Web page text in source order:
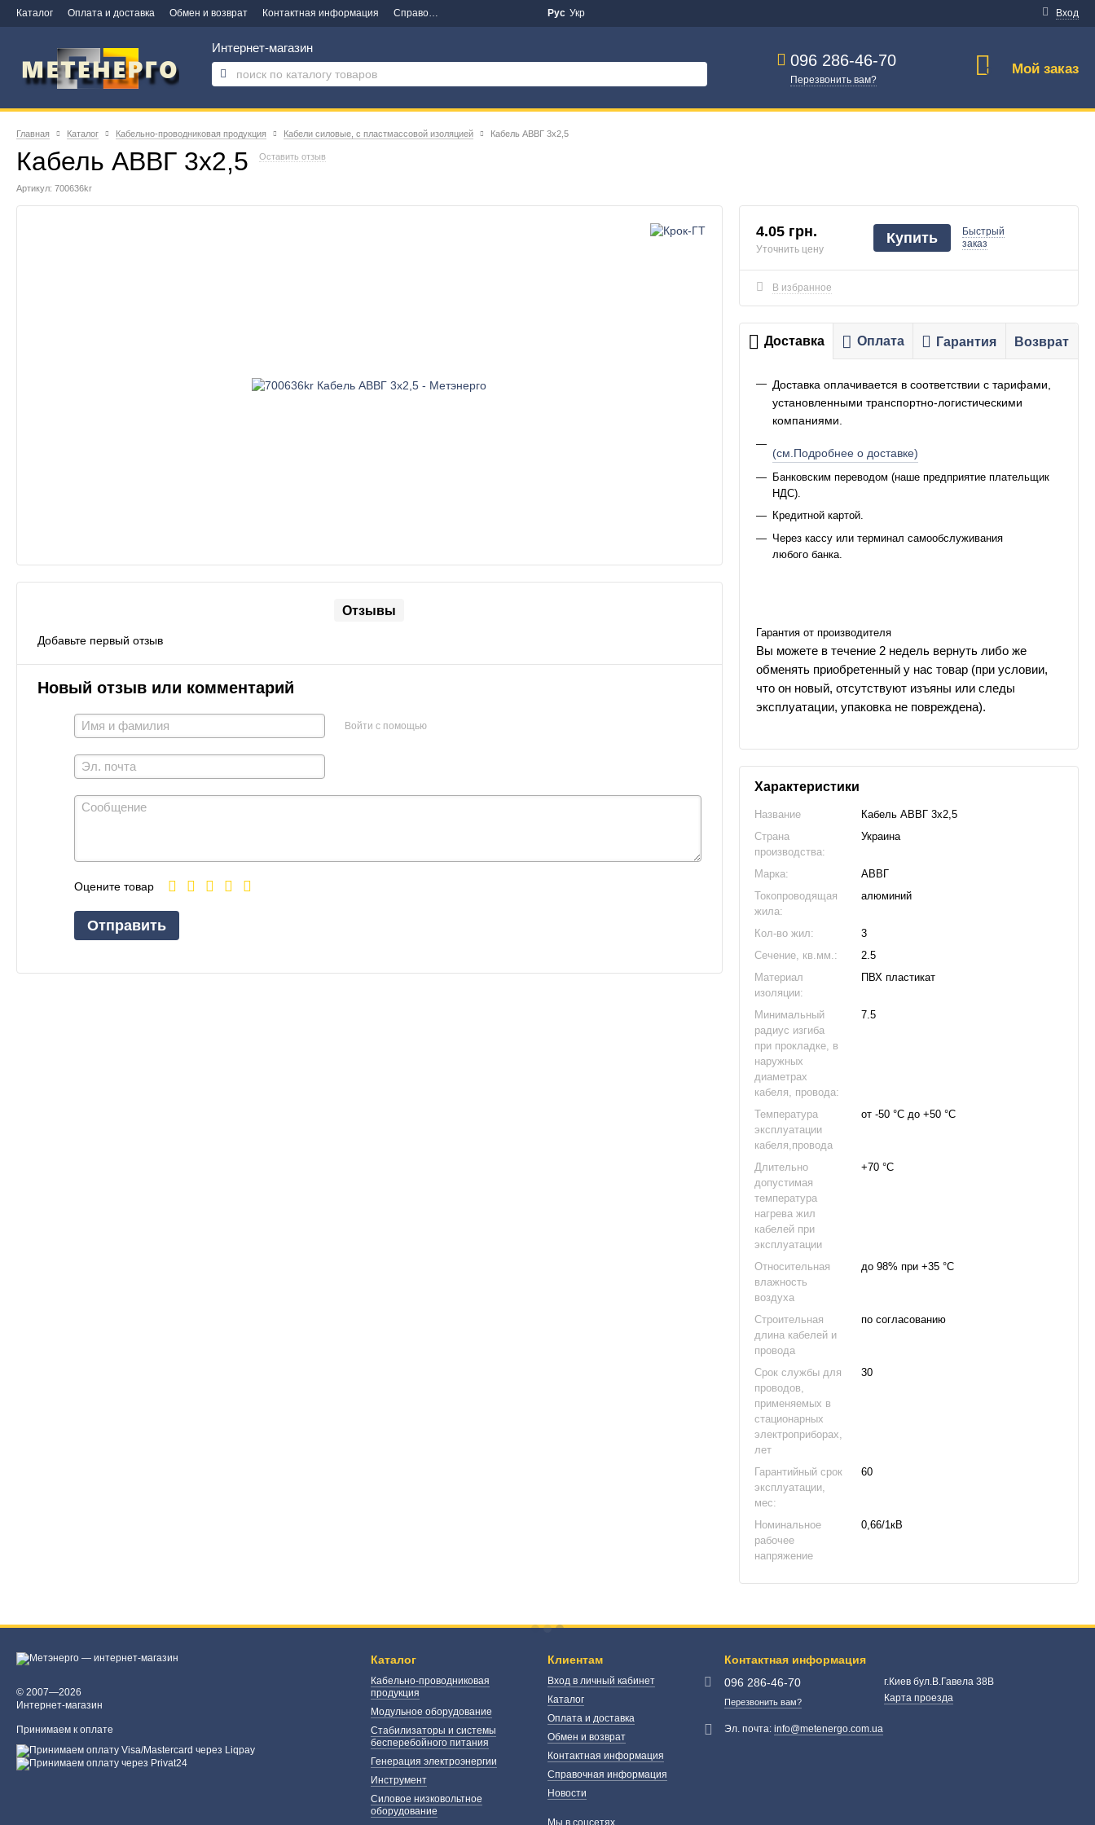
Каталог Оплата и доставка Обмен и возврат Контактная информация Справочная информация Новости Вход
Рус Укр
Интернет-магазин
096 286-46-70
Перезвонить вам?
0 Мой заказ
Главная Каталог Кабельно-проводниковая продукция Кабели силовые, с пластмассовой изоляцией Кабель АВВГ 3х2,5
Кабель АВВГ 3х2,5 Оставить отзыв
Артикул: 700636kr
Отзывы
Добавьте первый отзыв
Новый отзыв или комментарий
Войти с помощью
Оцените товар
Отправить
4.05 грн.
Уточнить цену
Купить
Быстрый
заказ
В избранное
Доставка Оплата Гарантия Возврат
Доставка оплачивается в соответствии с тарифами,
установленными транспортно-логистическими
компаниями.
(см.Подробнее о доставке)
Банковским переводом (наше предприятие плательщик
НДС).
Кредитной картой.
Через кассу или терминал самообслуживания
любого банка.
Гарантия от производителя
Вы можете в течение 2 недель вернуть либо же
обменять приобретенный у нас товар (при условии,
что он новый, отсутствуют изъяны или следы
эксплуатации, упаковка не повреждена).
Характеристики
Название
Кабель АВВГ 3х2,5
Страна
производства:
Украина
Марка:
АВВГ
Токопроводящая
жила:
алюминий
Кол-во жил:
3
Сечение, кв.мм.:
2.5
Материал
изоляции:
ПВХ пластикат
Минимальный
радиус изгиба
при прокладке, в
наружных
диаметрах
кабеля, провода:
7.5
Температура
эксплуатации
кабеля,провода
от -50 °С до +50 °С
Длительно
допустимая
температура
нагрева жил
кабелей при
эксплуатации
+70 °С
Относительная
влажность
воздуха
до 98% при +35 °С
Строительная
длина кабелей и
провода
по согласованию
Срок службы для
проводов,
применяемых в
стационарных
электроприборах,
лет
30
Гарантийный срок
эксплуатации,
мес:
60
Номинальное
рабочее
напряжение
0,66/1кВ
© 2007—2026
Интернет-магазин
Принимаем к оплате
Каталог
Кабельно-проводниковая
продукция
Модульное оборудование
Стабилизаторы и системы
бесперебойного питания
Генерация электроэнергии
Инструмент
Силовое низковольтное
оборудование
Клиентам
Вход в личный кабинет
Каталог
Оплата и доставка
Обмен и возврат
Контактная информация
Справочная информация
Новости
Мы в соцсетях
Контактная информация
096 286-46-70
Перезвонить вам?
г.Киев бул.В.Гавела 38В
Карта проезда
Эл. почта:info@metenergo.com.ua